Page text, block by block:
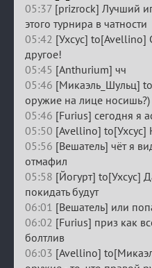
05:37 [prizrock] Лучший
этого турнира в чатности
05:42 [Ухсус] to[Avellino]
другое!
05:45 [Anthurium] чч
05:46 [Микаэль_Шульц]
оружие на лице носишь?)
05:46 [Furius] сегодня я
05:50 [Avellino] to[Ухсус]
05:56 [Вешатель] чёт я
отмафил
05:58 [Йогурт] to[Ухсус]
покидать будут
06:01 [Вешатель] или
06:02 [Furius] приз как
болтлив
06:03 [Avellino]